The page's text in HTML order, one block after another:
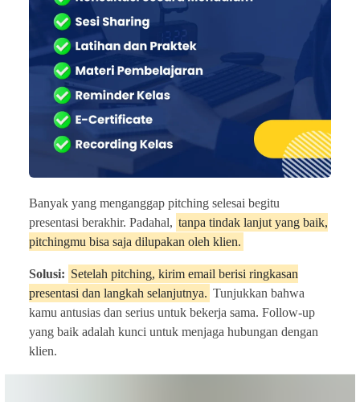
Banyak yang menganggap pitching selesai begitu
presentasi berakhir. Padahal, tanpa tindak lanjut yang baik,
pitchingmu bisa saja dilupakan oleh klien.
Solusi: Setelah pitching, kirim email berisi ringkasan
presentasi dan langkah selanjutnya. Tunjukkan bahwa
kamu antusias dan serius untuk bekerja sama. Follow-up
yang baik adalah kunci untuk menjaga hubungan dengan
klien.